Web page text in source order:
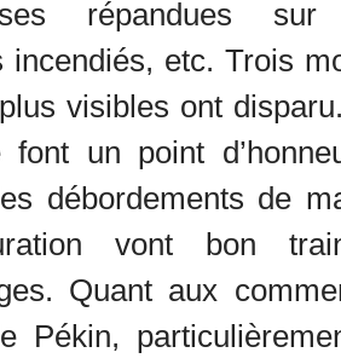
répandues
incendiés, etc. Trois
visibles ont
font un point
débordements de
vont bon
Quant aux
Pékin,